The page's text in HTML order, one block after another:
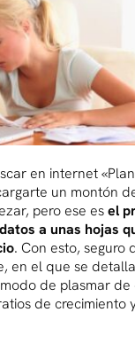
en internet
un montón
pero ese esel
a unas hojas
. Con esto, seguro
en el que se
de plasmar
de crecimiento